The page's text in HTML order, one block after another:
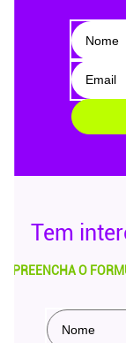
Tem
PREENCHA O